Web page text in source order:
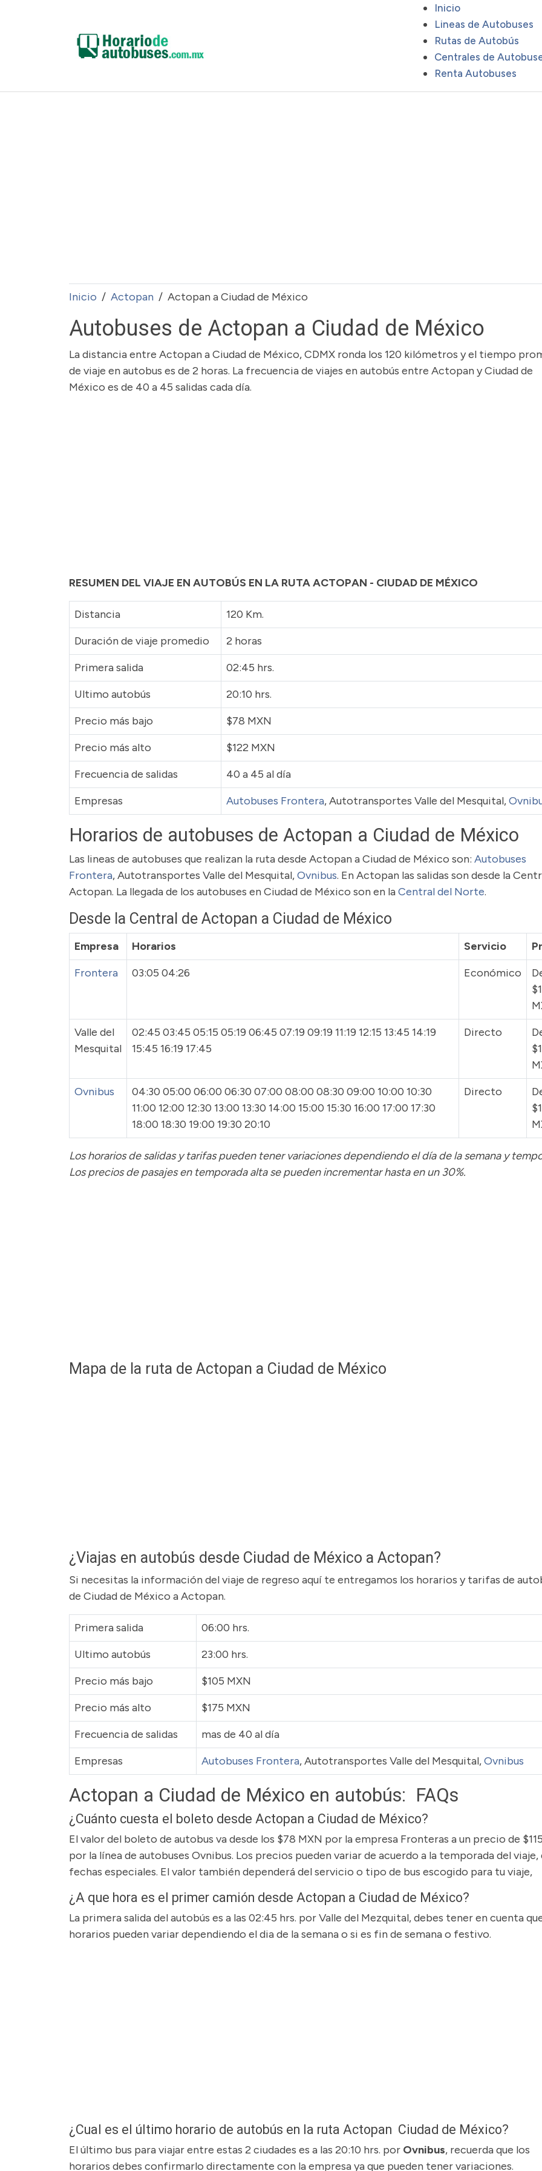
Inicio
Lineas de Autobuses
Rutas de Autobús
Centrales de
Renta Autobuses
Inicio Actopan Actopan a Ciudad de México
Autobuses de Actopan a Ciudad de México
La distancia entre Actopan a Ciudad de México, CDMX ronda los 120 kilómetros y el tiempo
de viaje en autobus es de 2 horas. La frecuencia de viajes en autobús entre Actopan y Ciudad de
México es de 40 a 45 salidas cada día.
RESUMEN DEL VIAJE EN AUTOBÚS EN LA RUTA ACTOPAN - CIUDAD DE MÉXICO
Distancia
120 Km.
Duración de viaje promedio
2 horas
Primera salida
02:45 hrs.
Ultimo autobús
20:10 hrs.
Precio más bajo
$78 MXN
Precio más alto
$122 MXN
Frecuencia de salidas
40 a 45 al día
Empresas
Autobuses Frontera, Autotransportes Valle del Mesquital,
Horarios de autobuses de Actopan a Ciudad de México
Las lineas de autobuses que realizan la ruta desde Actopan a Ciudad de México son: Autobuses
Frontera, Autotransportes Valle del Mesquital,Ovnibus. En Actopan las salidas son desde la
Actopan. La llegada de los autobuses en Ciudad de México son en laCentral del Norte.
Desde la Central de Actopan a Ciudad de México
Empresa Horarios Servicio
Frontera
03:05 04:26 Económico
Valle del
Mesquital
02:45 03:45 05:15 05:19 06:45 07:19 09:19 11:19 12:15 13:45 14:19
15:45 16:19 17:45
Directo
Ovnibus
04:30 05:00 06:00 06:30 07:00 08:00 08:30 09:00 10:00 10:30
11:00 12:00 12:30 13:00 13:30 14:00 15:00 15:30 16:00 17:00 17:30
18:00 18:30 19:00 19:30 20:10
Directo
Los horarios de salidas y tarifas pueden tener variaciones dependiendo el día de la semana y
Los precios de pasajesen temporada alta se pueden incrementar hasta en un 30%.
Mapa de la ruta de Actopan a Ciudad de México
¿Viajas en autobús desde Ciudad de México a Actopan?
Si necesitas la información del viaje de regreso aquí te entregamos los horarios y tarifas de
de Ciudad de México a Actopan.
Primera salida
06:00 hrs.
Ultimo autobús
23:00 hrs.
Precio más bajo
$105 MXN
Precio más alto
$175 MXN
Frecuencia de salidas
mas de 40 al día
Empresas
Autobuses Frontera, Autotransportes Valle del Mesquital,Ovnibus
Actopan a Ciudad de México en autobús: FAQs
¿Cuánto cuesta el boleto desde Actopan a Ciudad de México?
El valor del boleto de autobus va desde los $78 MXN por la empresa Fronteras a un precio de
por la línea de autobuses Ovnibus. Los precios pueden variar de acuerdo a la temporada del viaje,
fechas especiales. El valor también dependerá del servicio o tipo de bus escogido para tu viaje,
¿A que hora es el primer camión desde Actopan a Ciudad de México?
La primera salida del autobús es a las 02:45 hrs. por Valle del Mezquital, debes tener en cuenta
horarios pueden variar dependiendo el dia de la semana o si es fin de semana o festivo.
¿Cual es el último horario de autobús en la ruta Actopan Ciudad de México?
El último bus para viajar entre estas 2 ciudades es a las 20:10 hrs. por Ovnibus, recuerda que los
horarios debes confirmarlo directamente con la empresa ya que pueden tener variaciones.